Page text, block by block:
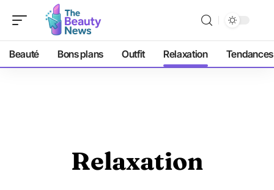
Beauté Bons plans Outfit Relaxation Tendances
Relaxation